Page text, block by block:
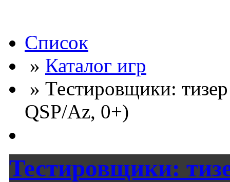
Список
» Каталог игр
» Тестировщики:
QSP/Az, 0+)
Тестировщики: